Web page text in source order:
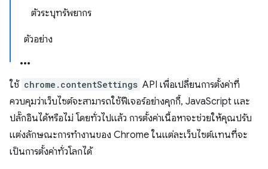
ตัวระบุทรัพยากร
ตัวอย่าง
ใช้ chrome.contentSettings API เพื่อเปลี่ยนการตั้งค่าที่
ควบคุมว่าเว็บไซต์จะสามารถใช้ฟีเจอร์อย่างคุกกี้, JavaScript และ
ปลั๊กอินได้หรือไม่ โดยทั่วไปแล้ว การตั้งค่าเนื้อหาจะช่วยให้คุณปรับ
แต่งลักษณะการทำงานของ Chrome ในแต่ละเว็บไซต์แทนที่จะ
เป็นการตั้งค่าทั่วโลกได้